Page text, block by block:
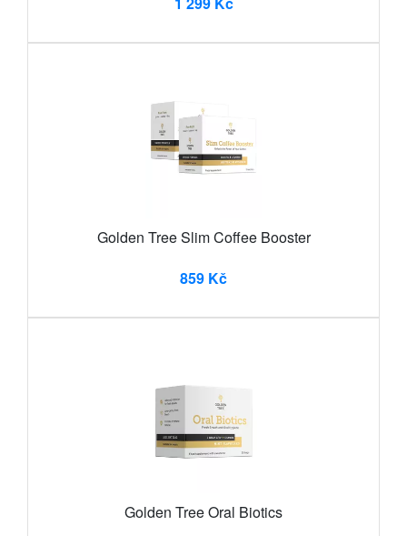
Golden Tree Slim Coffee Booster
859 Kč
Golden Tree Oral Biotics